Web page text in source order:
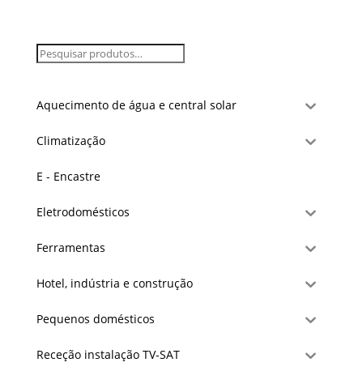
Aquecimento de água e central solar
Climatização
E - Encastre
Eletrodomésticos
Ferramentas
Hotel, indústria e construção
Pequenos domésticos
Receção instalação TV-SAT